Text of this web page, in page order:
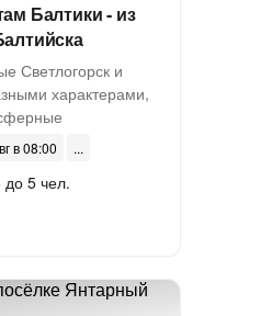
Балтики - из
Светлогорск и
характерами,
в 08:00
до 5 чел.